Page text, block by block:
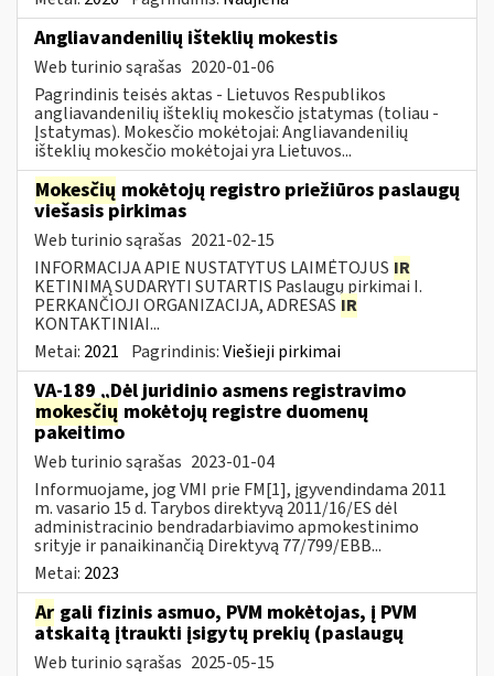
Angliavandenilių išteklių mokestis
Web turinio sąrašas 2020-01-06
Pagrindinis teisės aktas - Lietuvos Respublikos
angliavandenilių išteklių mokesčio įstatymas (toliau -
Įstatymas). Mokesčio mokėtojai: Angliavandenilių
išteklių mokesčio mokėtojai yra Lietuvos...
Mokesčių mokėtojų registro priežiūros paslaugų
viešasis pirkimas
Web turinio sąrašas 2021-02-15
INFORMACIJA APIE NUSTATYTUS LAIMĖTOJUS IR
KETINIMĄ SUDARYTI SUTARTIS Paslaugų pirkimai I.
PERKANČIOJI ORGANIZACIJA, ADRESAS IR
KONTAKTINIAI...
Metai: 2021 Pagrindinis:Viešieji pirkimai
VA-189 „Dėl juridinio asmens registravimo
mokesčių mokėtojų registre duomenų
pakeitimo
Web turinio sąrašas 2023-01-04
Informuojame, jog VMI prie FM[1], įgyvendindama 2011
m. vasario 15 d. Tarybos direktyvą 2011/16/ES dėl
administracinio bendradarbiavimo apmokestinimo
srityje ir panaikinančią Direktyvą 77/799/EBB...
Metai: 2023
Ar gali fizinis asmuo, PVM mokėtojas, į PVM
atskaitą įtraukti įsigytų prekių (paslaugų
Web turinio sąrašas 2025-05-15